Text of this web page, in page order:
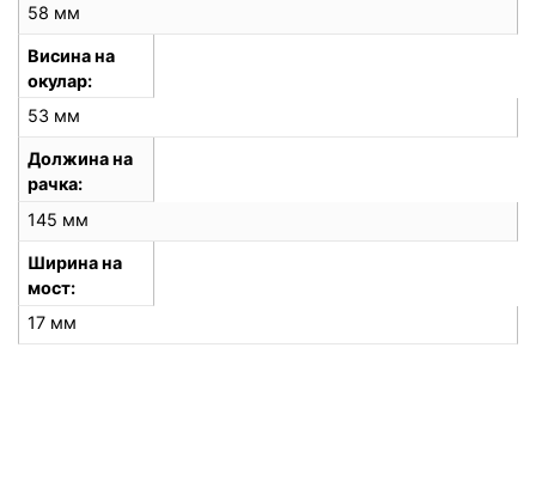
58 мм
Висина на
окулар
53 мм
Должина на
рачка
145 мм
Ширина на
мост
17 мм